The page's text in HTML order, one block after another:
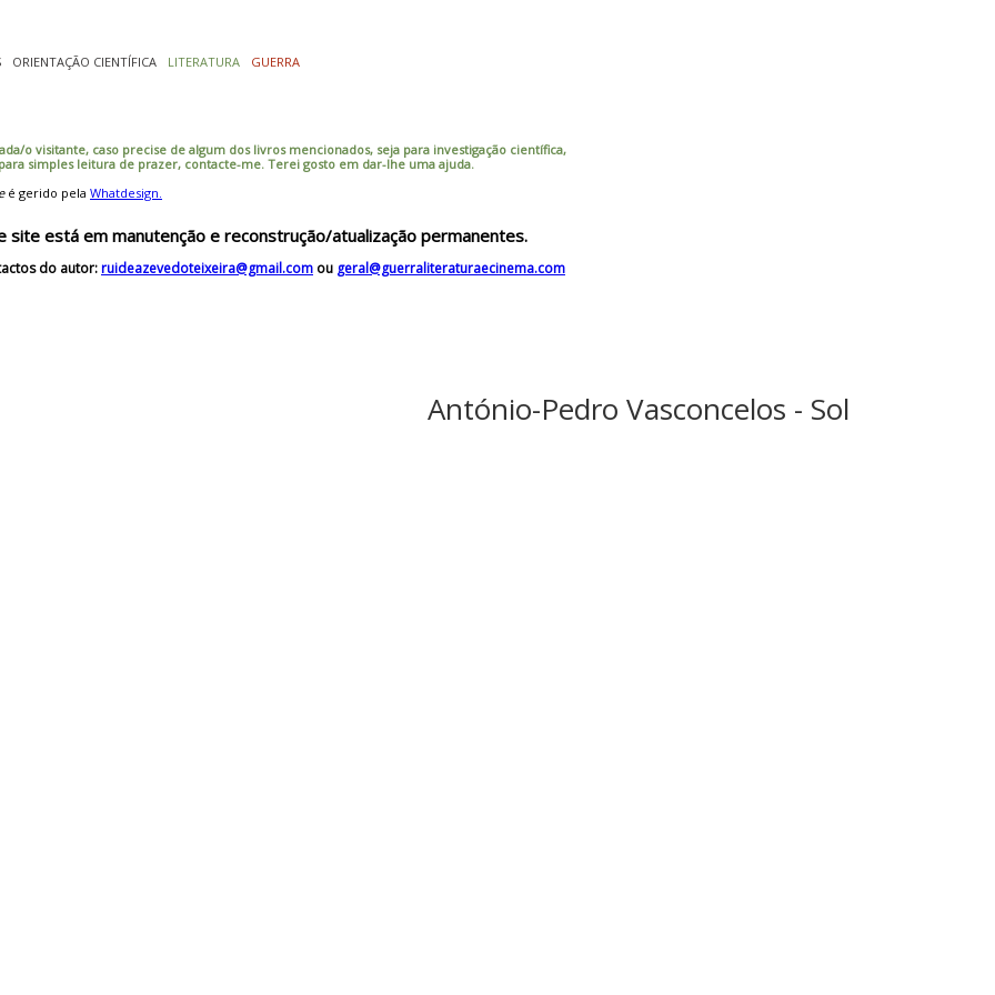
ORIENTAÇÃO CIENTÍFICA LITERATURA GUERRA
o visitante, caso precise de algum dos livros mencionados, seja para investigação científica,
simples leitura de prazer, contacte-me. Terei gosto em dar-lhe uma ajuda.
é gerido pela Whatdesign.
site está em manutenção e reconstrução/atualização permanentes.
do autor:ruideazevedoteixeira@gmail.com ou geral@guerraliteraturaecinema.com
António-Pedro Vasconcelos - Sol